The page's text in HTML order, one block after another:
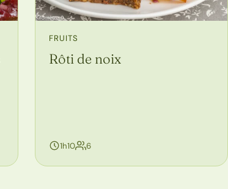
FRUITS
Rôti de noix
1h10 6personnes